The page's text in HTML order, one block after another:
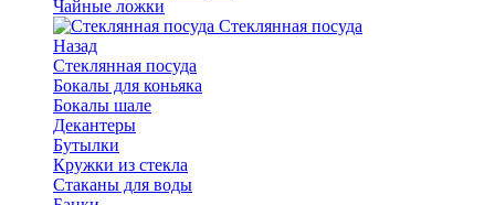
Чайные ложки
Стеклянная посуда
Назад
Стеклянная посуда
Бокалы для коньяка
Бокалы шале
Декантеры
Бутылки
Кружки из стекла
Стаканы для воды